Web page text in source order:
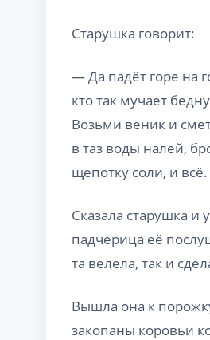
Старушка говорит:
— Да падёт горе на
кто так мучает
Возьми веник и
в таз воды налей,
щепотку соли, и всё.
Сказала старушка и
падчерица её
та велела, так и
Вышла она к
закопаны коровьи